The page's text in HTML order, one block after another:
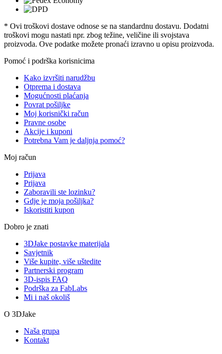
* Ovi troškovi dostave odnose se na standardnu ​​dostavu. Dodatni
troškovi mogu nastati npr. zbog težine, veličine ili svojstava
proizvoda. Ove podatke možete pronaći izravno u opisu proizvoda.
Pomoć i podrška korisnicima
Kako izvršiti narudžbu
Otprema i dostava
Mogućnosti plaćanja
Povrat pošiljke
Moj korisnički račun
Pravne osobe
Akcije i kuponi
Potrebna Vam je daljnja pomoć?
Moj račun
Prijava
Prijava
Zaboravili ste lozinku?
Gdje je moja pošiljka?
Iskoristiti kupon
Dobro je znati
3DJake postavke materijala
Savjetnik
Više kupite, više uštedite
Partnerski program
3D-ispis FAQ
Podrška za FabLabs
Mi i naš okoliš
O 3DJake
Naša grupa
Kontakt